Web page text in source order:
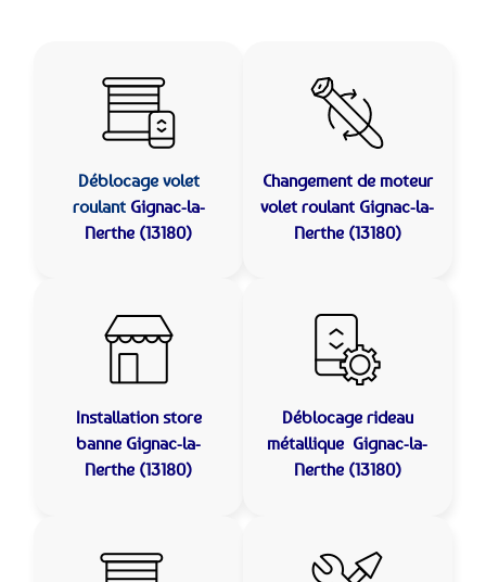
Déblocage volet
roulant Gignac-la-
Nerthe (13180)
Changement de moteur
volet roulant Gignac-la-
Nerthe (13180)
Installation store
banne Gignac-la-
Nerthe (13180)
Déblocage rideau
métallique Gignac-la-
Nerthe (13180)